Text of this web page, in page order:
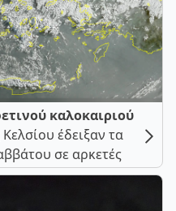
καλοκαιριού
έδειξαν τα
σε αρκετές